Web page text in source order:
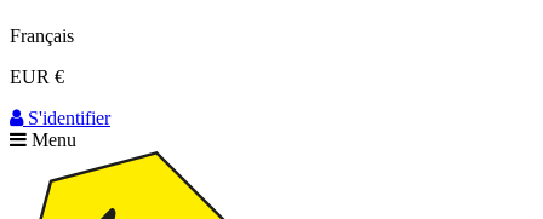
Français
EUR €
S'identifier
Menu